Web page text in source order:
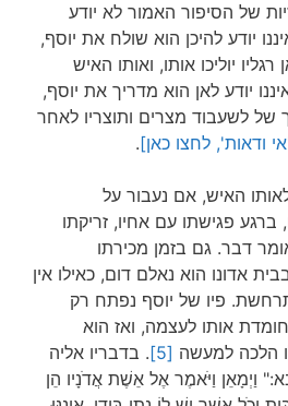
של הסיפור האמור לא יודע
יודע להיכן הוא שולח את יוסף,
רגליו יוליכו אותו, ואותו האיש
יודע לאן הוא מדריך את יוסף,
של לשעבוד מצרים ותוצריו לאחר
ודאות', לחצו כאן].
האיש, אם נעבור על
ברגע פגישתו עם אחיו, זריקתו
דבר. גם בזמן מכירתו
אדונו הוא נאלם דום, כאילו אין
פיו של יוסף נפתח רק
אותו לעצמה, ואז הוא
הלכה למעשה [5]
. בדבריו אליה
וַיְמָאֵן וַיֹּאמֶר אֶל אֵשֶׁת אֲדֹנָיו הֵן